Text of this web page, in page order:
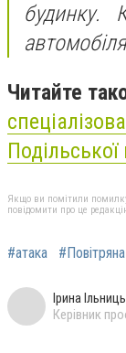
будинку.
Читайте
Якщо ви помітили
повідомити про це
#атака
Ірина
Керівник